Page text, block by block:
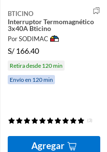
BTICINO
Interruptor Termomagnético
3x40A Bticino
Por SODIMAC
S/ 166.40
Retira desde 120 min
Envío en 120 min
(3)
Agregar